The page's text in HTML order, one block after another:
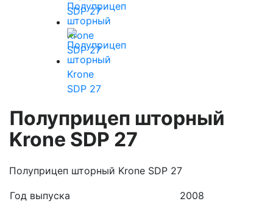
Полуприцеп шторный
Krone SDP 27
Полуприцеп шторный Krone SDР 27
Год выпуска
2008